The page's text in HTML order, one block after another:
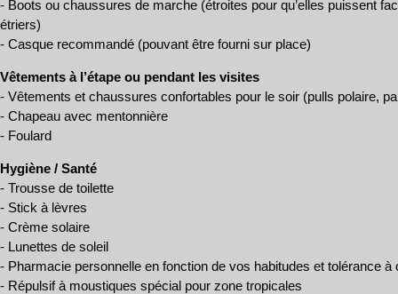
- Boots ou chaussures de marche (étroites pour qu’elles puissent
étriers)
- Casque recommandé (pouvant être fourni sur place)
Vêtements à l’étape ou pendant les visites
- Vêtements et chaussures confortables pour le soir (pulls polaire,
- Chapeau avec mentonnière
- Foulard
Hygiène / Santé
- Trousse de toilette
- Stick à lèvres
- Crème solaire
- Lunettes de soleil
- Pharmacie personnelle en fonction de vos habitudes et tolérance
- Répulsif à moustiques spécial pour zone tropicales